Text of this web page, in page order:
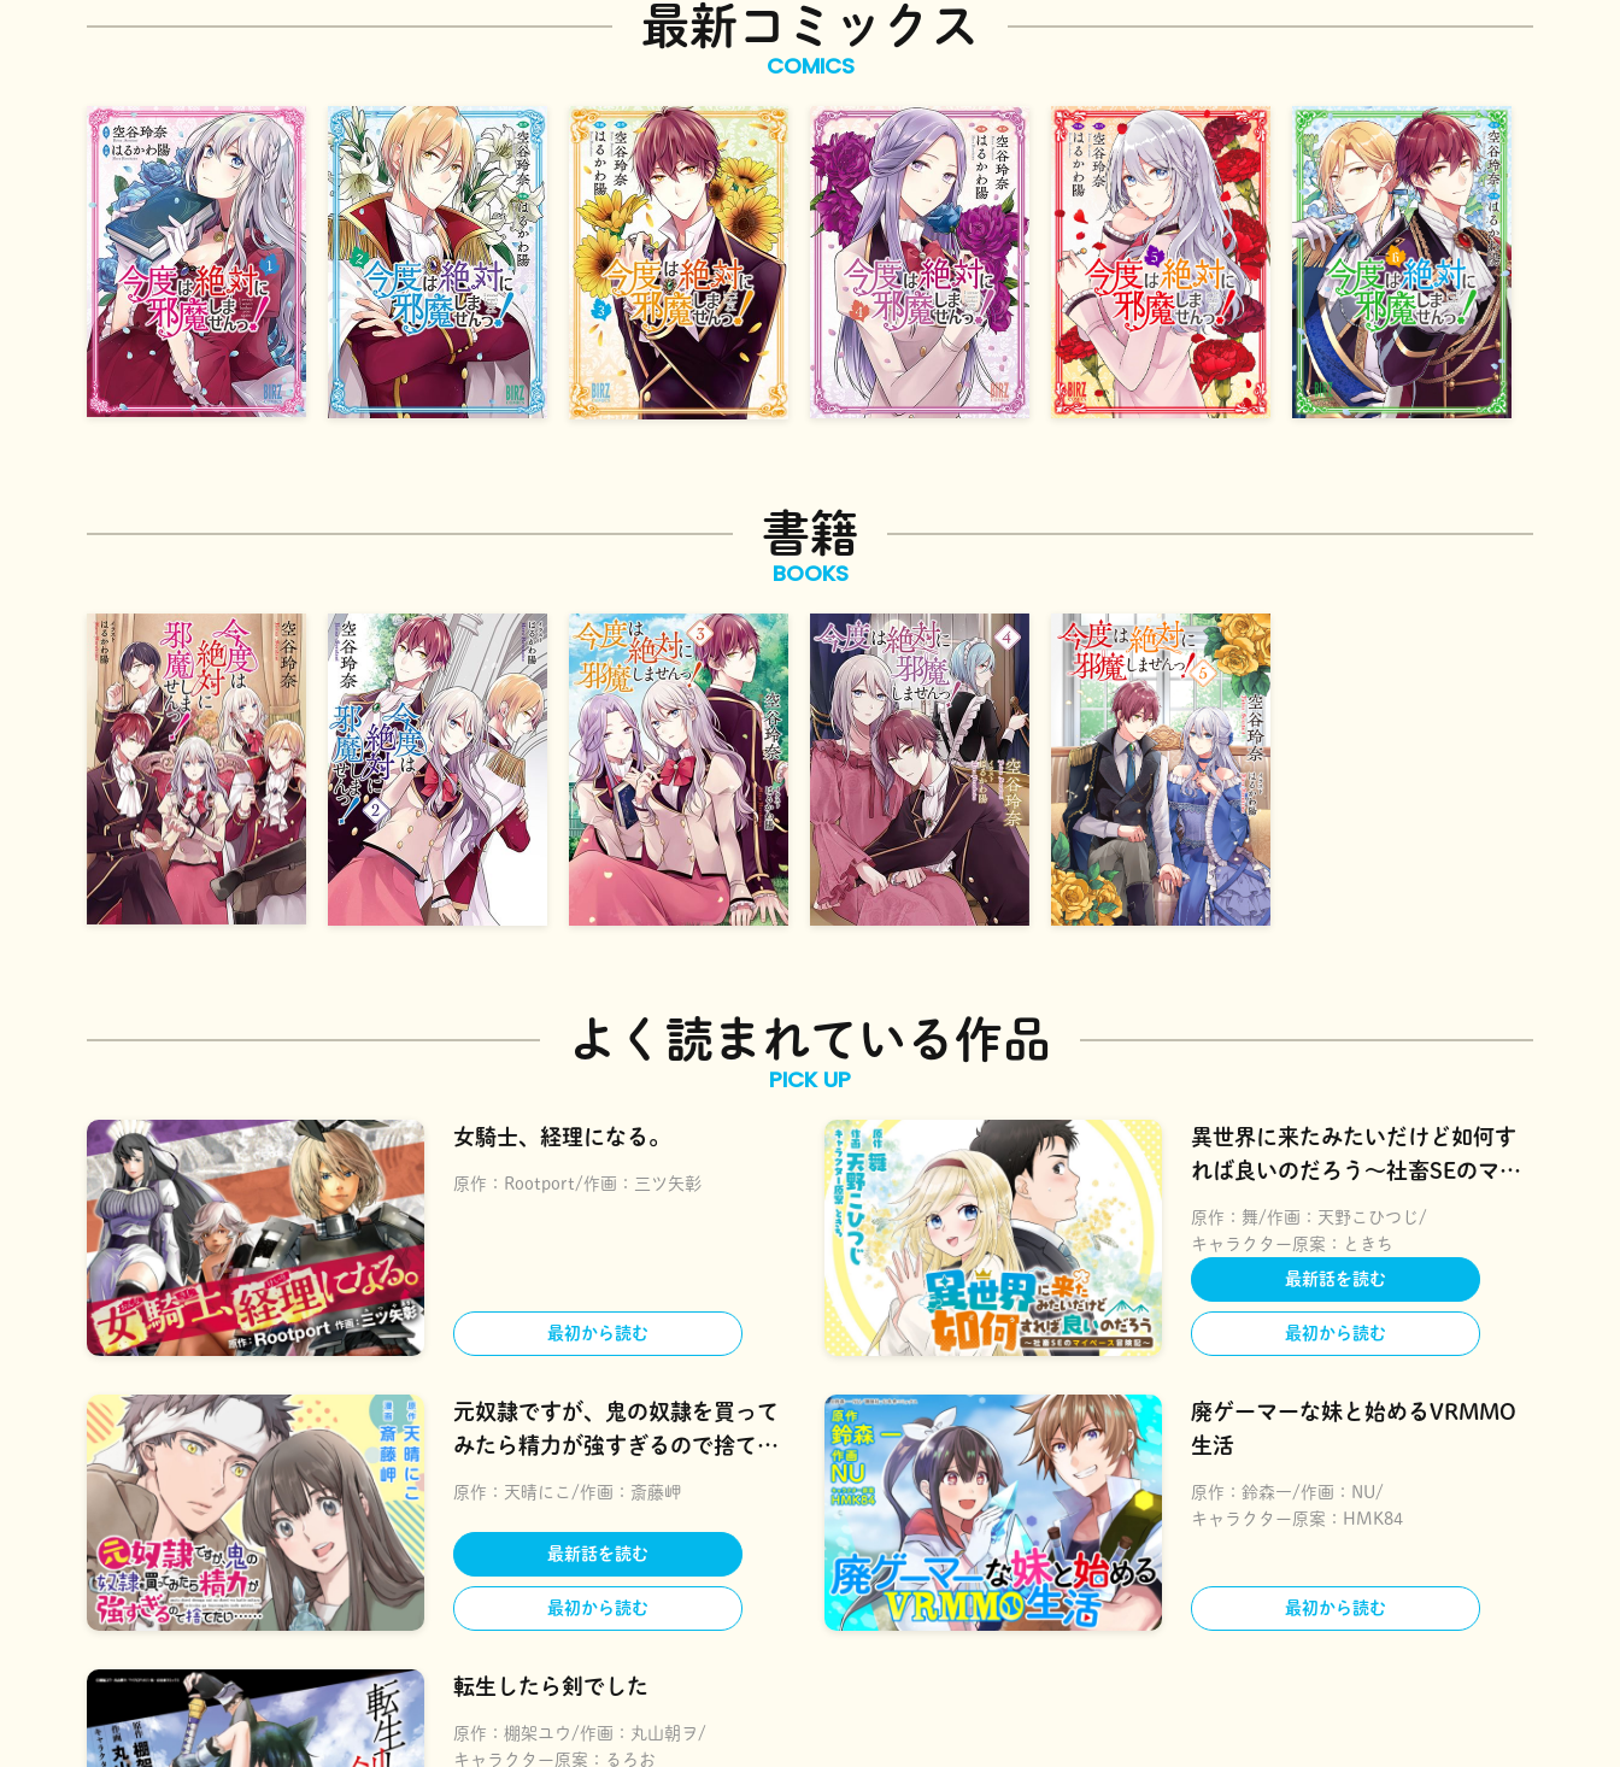
最新コミックス
COMICS
書籍
BOOKS
よく読まれている作品
PICK UP
女騎士、経理になる。
原作： Rootport 作画： 三ツ矢彰
最初から読む
異世界に来たみたいだけど如何す
れば良いのだろう～社畜SEのマイ
原作： 舞 作画： 天野こひつじ
キャラクター原案：
ときち
最新話を読む
最初から読む
元奴隷ですが、鬼の奴隷を買って
みたら精力が強すぎるので捨てた
原作： 天晴にこ 作画： 斎藤岬
最新話を読む
最初から読む
廃ゲーマーな妹と始めるVRMMO
生活
原作： 鈴森一 作画： NU
キャラクター原案： HMK84
最初から読む
転生したら剣でした
原作： 棚架ユウ 作画： 丸山朝ヲ
キャラクター原案： るろお